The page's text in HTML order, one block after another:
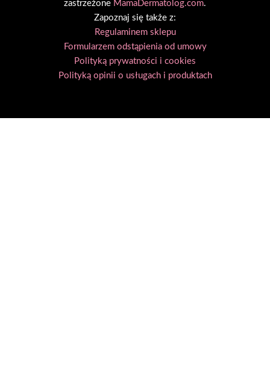
e
b
o
o
k
t
a
g
r
a
e
l
o
p
e
zastrzeżone MamaDermatolog.com.
Zapoznaj się także z:
Regulaminem sklepu
Formularzem odstąpienia od umowy
Polityką prywatności i cookies
Polityką opinii o usługach i produktach